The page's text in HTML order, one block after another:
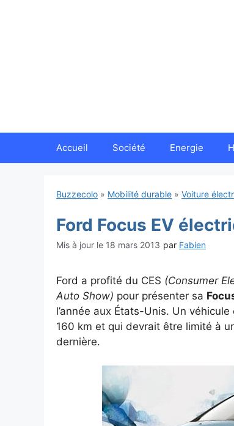
Accueil Société Energie
Buzzecolo » Mobilité durable » Voiture
Ford Focus EV
18 mars 2013 par Fabien
Ford a profité du CES (Consumer
Auto Show) pour présenter sa
l’année aux États-Unis. Un
160 km et qui devrait être limité à
dernière.